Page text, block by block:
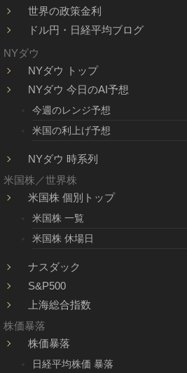
世界の政策金利
ドル円・日経平均ブログ
NYダウ
NYダウ トップ
NYダウ 今日のAI予想
今週のレンジ予想
米国の利上げ予想
NYダウ 時系列
米国株／世界株
米国株 個別トップ
米国株 一覧
米国株 休場日
ナスダック
S&P500
上海総合指数
株価暴落
株価暴落
日経平均株価 暴落